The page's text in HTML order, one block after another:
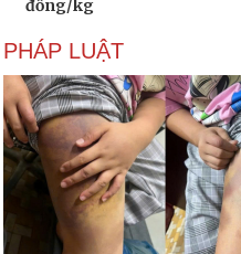
đồng/kg
PHÁP LUẬT